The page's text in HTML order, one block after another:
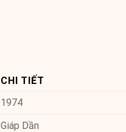
CHI TIẾT
1974
Giáp Dần